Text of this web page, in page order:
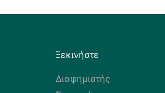
Ξεκινήστε
Διαφημιστής